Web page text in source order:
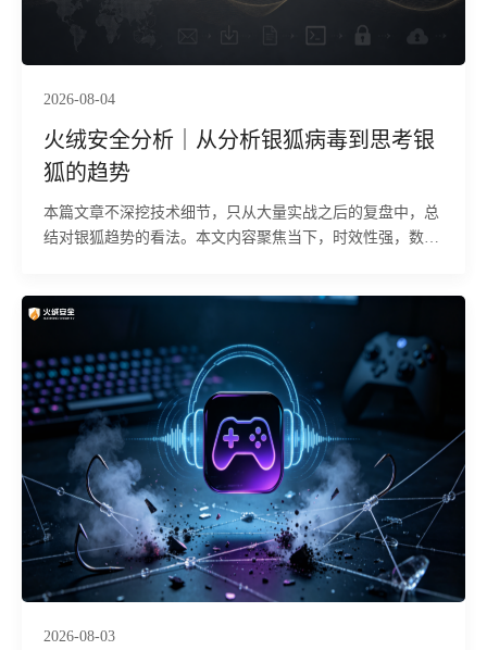
2026-08-04
火绒安全分析｜从分析银狐病毒到思考银
狐的趋势
本篇文章不深挖技术细节，只从大量实战之后的复盘中，总
结对银狐趋势的看法。本文内容聚焦当下，时效性强，数据
2026-08-03